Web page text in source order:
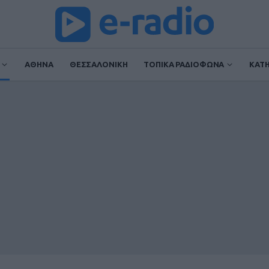
ΑΘΗΝΑ ΘΕΣΣΑΛΟΝΙΚΗ ΤΟΠΙΚΑ ΡΑΔΙΟΦΩΝΑ